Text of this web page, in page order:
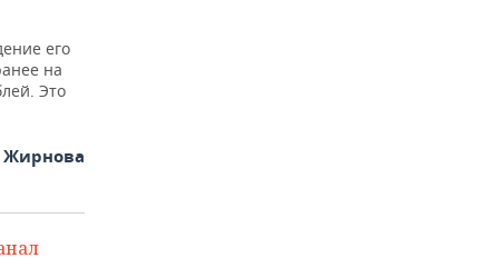
его
на
Это
Жирнова